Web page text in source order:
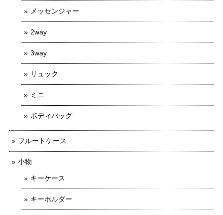
メッセンジャー
2way
3way
リュック
ミニ
ボディバッグ
フルートケース
小物
キーケース
キーホルダー